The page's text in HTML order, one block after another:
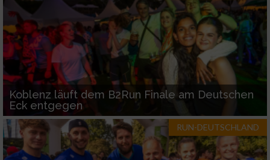
Koblenz läuft dem B2Run Finale am Deutschen
Eck entgegen
RUN-DEUTSCHLAND